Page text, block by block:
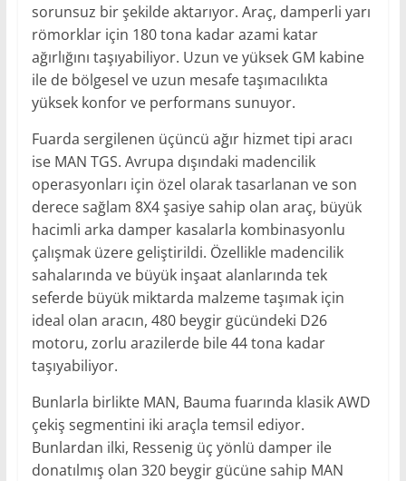
sorunsuz bir şekilde aktarıyor. Araç, damperli yarı
römorklar için 180 tona kadar azami katar
ağırlığını taşıyabiliyor. Uzun ve yüksek GM kabine
ile de bölgesel ve uzun mesafe taşımacılıkta
yüksek konfor ve performans sunuyor.
Fuarda sergilenen üçüncü ağır hizmet tipi aracı
ise MAN TGS. Avrupa dışındaki madencilik
operasyonları için özel olarak tasarlanan ve son
derece sağlam 8X4 şasiye sahip olan araç, büyük
hacimli arka damper kasalarla kombinasyonlu
çalışmak üzere geliştirildi. Özellikle madencilik
sahalarında ve büyük inşaat alanlarında tek
seferde büyük miktarda malzeme taşımak için
ideal olan aracın, 480 beygir gücündeki D26
motoru, zorlu arazilerde bile 44 tona kadar
taşıyabiliyor.
Bunlarla birlikte MAN, Bauma fuarında klasik AWD
çekiş segmentini iki araçla temsil ediyor.
Bunlardan ilki, Ressenig üç yönlü damper ile
donatılmış olan 320 beygir gücüne sahip MAN